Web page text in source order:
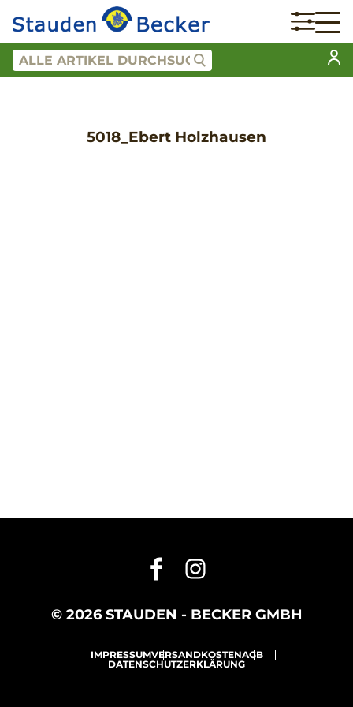
5018_Ebert Holzhausen
© 2026 STAUDEN - BECKER GMBH
IMPRESSUMVERSANDKOSTENAGB
DATENSCHUTZERKLÄRUNG